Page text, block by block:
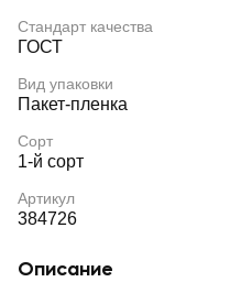
Стандарт качества
ГОСТ
Вид упаковки
Пакет-пленка
Сорт
1-й сорт
Артикул
384726
Описание